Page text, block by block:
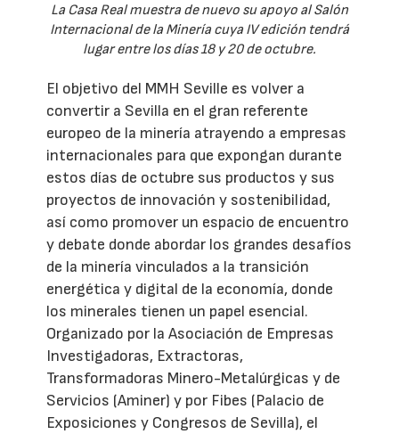
La Casa Real muestra de nuevo su apoyo al Salón
Internacional de la Minería cuya IV edición tendrá
lugar entre los días 18 y 20 de octubre.
El objetivo del MMH Seville es volver a
convertir a Sevilla en el gran referente
europeo de la minería atrayendo a empresas
internacionales para que expongan durante
estos días de octubre sus productos y sus
proyectos de innovación y sostenibilidad,
así como promover un espacio de encuentro
y debate donde abordar los grandes desafíos
de la minería vinculados a la transición
energética y digital de la economía, donde
los minerales tienen un papel esencial.
Organizado por la Asociación de Empresas
Investigadoras, Extractoras,
Transformadoras Minero-Metalúrgicas y de
Servicios (Aminer) y por Fibes (Palacio de
Exposiciones y Congresos de Sevilla), el